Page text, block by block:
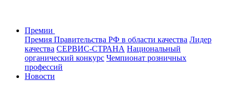
Премии
Премия Правительства РФ в области качества Лидер
качества СЕРВИС-СТРАНА Национальный
органический конкурс Чемпионат розничных
профессий
Новости